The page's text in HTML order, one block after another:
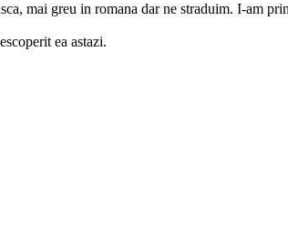
mai greu in romana dar ne straduim. I-am
ea astazi.